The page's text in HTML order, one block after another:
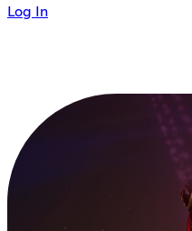
Log In